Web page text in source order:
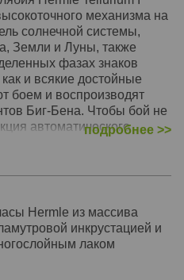
механизма на
солнечной системы,
Земли и Луны, также
фазах знаков
и всякие достойные
боем и воспроизводят
Биг-Бена. Чтобы бой не
автоматического
подробнее >>
Hermle из массива
инкрустацией и
лаком